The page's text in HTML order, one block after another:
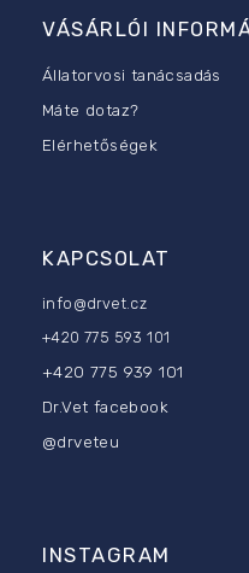
VÁSÁRLÓI
Állatorvosi tanácsadás
Máte dotaz?
Elérhetőségek
KAPCSOLAT
info @drvet.cz
+420 775 593 101
+420 775 939 101
Dr.Vet facebook
@drveteu
INSTAGRAM